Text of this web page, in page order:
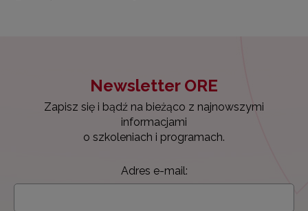
Newsletter ORE
Zapisz się i bądź na bieżąco z najnowszymi
informacjami
o szkoleniach i programach.
Adres e-mail: